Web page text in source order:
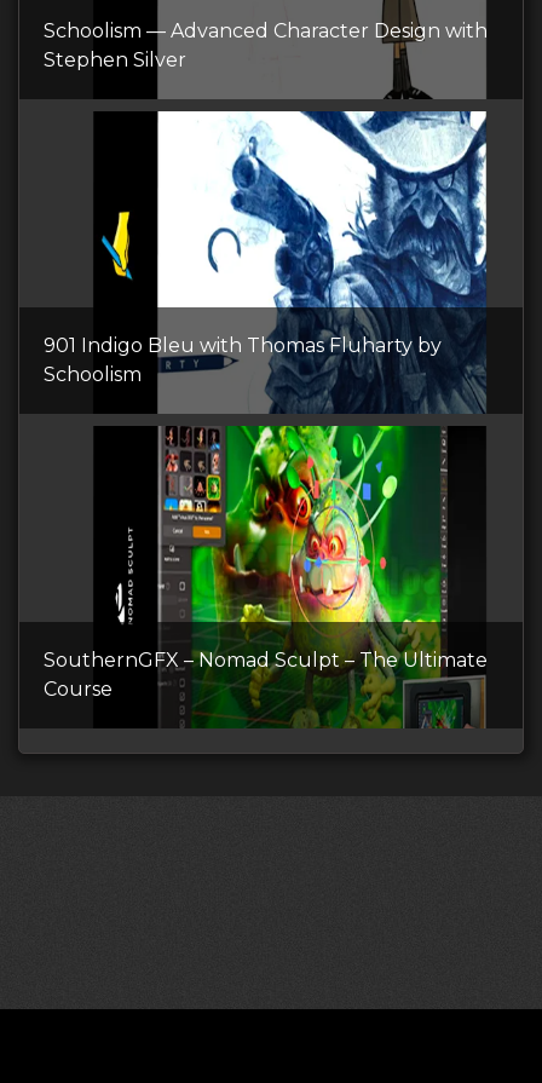
Schoolism — Advanced Character Design with
Stephen Silver
901 Indigo Bleu with Thomas Fluharty by
Schoolism
SouthernGFX – Nomad Sculpt – The Ultimate
Course